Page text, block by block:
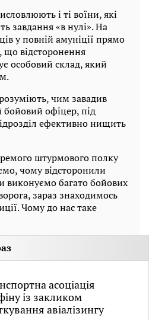
і ті воїни, які
завдання «в нулі». На
у повній амуніції прямо
що відсторонення
особовий склад, який
чим завадив
бойовий офіцер, під
ефективно нищить
штурмового полку
чому відсторонили
багато бойових
зараз знаходимось
Чому до нас таке
асоціація
із закликом
авіалізингу